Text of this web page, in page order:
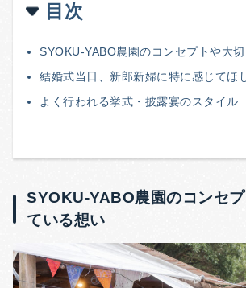
目次
SYOKU-YABO農園のコンセプトや大
結婚式当日、新郎新婦に特に感じてほ
よく行われる挙式・披露宴のスタイル
SYOKU-YABO農園のコンセ
ている想い